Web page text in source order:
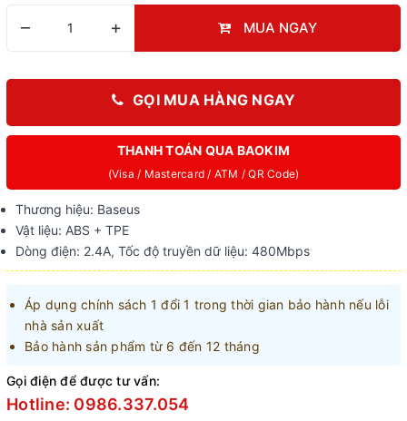
– + MUA NGAY
GỌI MUA HÀNG NGAY
THANH TOÁN QUA BAOKIM
(Visa / Mastercard / ATM / QR Code)
Thương hiệu: Baseus
Vật liệu: ABS + TPE
Dòng điện: 2.4A, Tốc độ truyền dữ liệu: 480Mbps
Áp dụng chính sách 1 đổi 1 trong thời gian bảo hành nếu lỗi
nhà sản xuất
Bảo hành sản phẩm từ 6 đến 12 tháng
Gọi điện để được tư vấn:
Hotline: 0986.337.054